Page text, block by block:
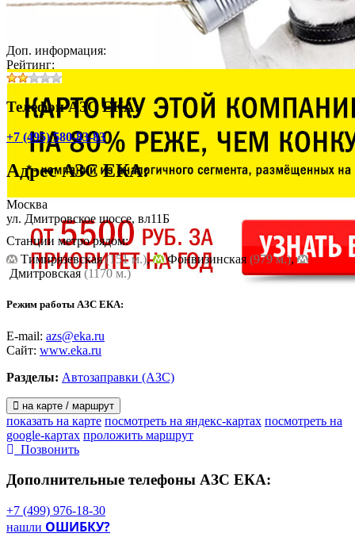
Доп. информация:
Рейтинг:
Телефон АЗС ЕКА:
+7 (495) 580-83-83
АдресАЗС ЕКА:
Москва
ул. Дмитровское шоссе, вл11Б
Станции метро рядом:
Тимирязевская(151 м.), Фонвизинская (979 м.),
Дмитровская (1170 м.)
Режим работы АЗС ЕКА:
E-mail: azs@eka.ru
Сайт: www.eka.ru
Разделы: Автозаправки (АЗС)
на карте / маршрут
показать на карте посмотреть на яндекс-картах посмотреть на
google-картах проложить маршрут
Позвонить
Дополнительные телефоны АЗС ЕКА:
+7 (499) 976-18-30
нашли ОШИБКУ?